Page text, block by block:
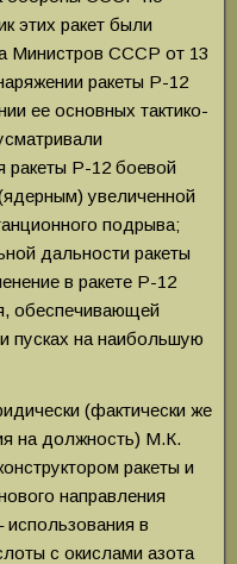
этих ракет были
Министров СССР от 13
ракеты Р-12
ее основных тактико-
ракеты Р-12 боевой
увеличенной
подрыва;
дальности ракеты
в ракете Р-12
обеспечивающей
пусках на наибольшую
(фактически же
на должность) М.К.
ракеты и
направления
использования в
с окислами азота